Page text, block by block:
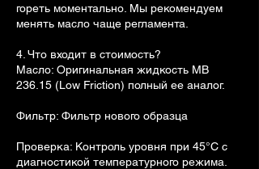
гореть моментально. Мы рекомендуем
менять масло чаще регламента.
4. Что входит в стоимость?
Масло: Оригинальная жидкость MB
236.15 (Low Friction) полный ее аналог.
Фильтр: Фильтр нового образца
Проверка: Контроль уровня при 45°C с
диагностикой температурного режима.